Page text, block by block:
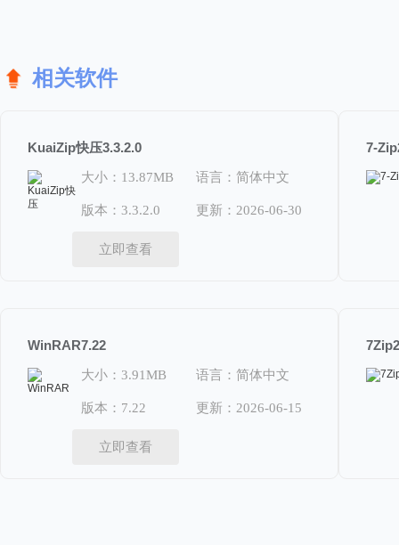
相关软件
KuaiZip快压3.3.2.0
大小：13.87MB 语言：简体中文
版本：3.3.2.0 更新：2026-06-30
立即查看
7-
WinRAR7.22
大小：3.91MB 语言：简体中文
版本：7.22 更新：2026-06-15
立即查看